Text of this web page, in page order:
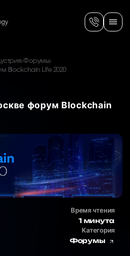
Форумы
Blockchain Life 2020
форум Blockchain
Время чтения
1 минута
Категория
Форумы